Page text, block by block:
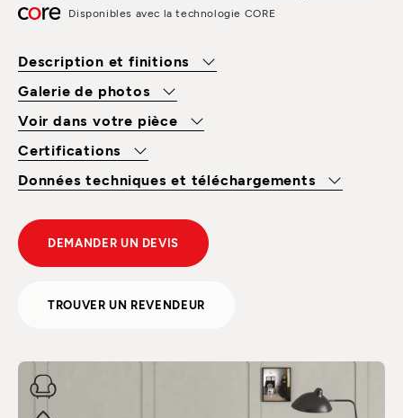
Disponibles avec la technologie CORE
Description et finitions
Galerie de photos
Voir dans votre pièce
Certifications
Données techniques et téléchargements
DEMANDER UN DEVIS
TROUVER UN REVENDEUR